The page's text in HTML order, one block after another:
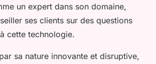
un expert dans son domaine,
ses clients sur des questions
cette technologie.
sa nature innovante et disruptive,